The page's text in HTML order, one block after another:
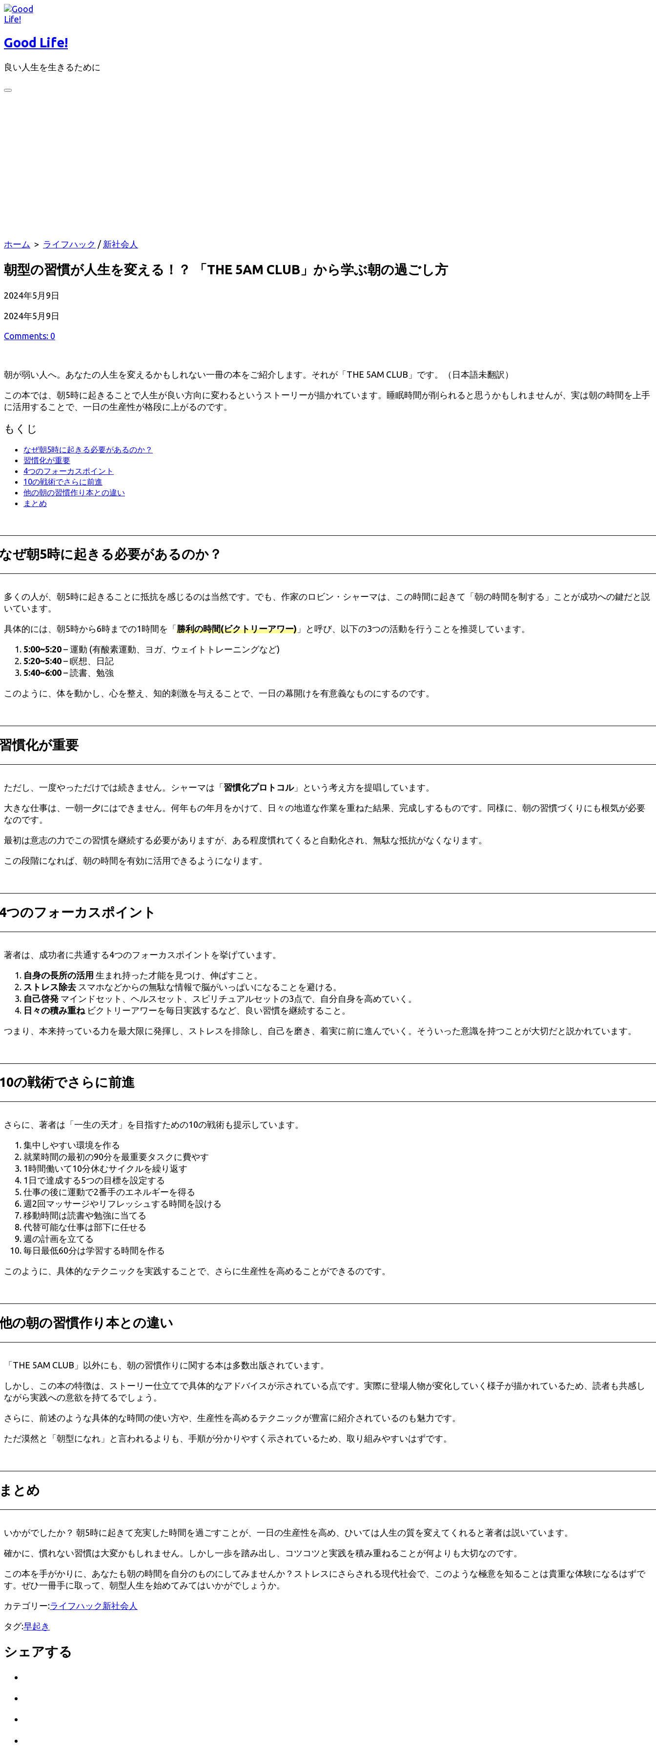
コ
ン
ン
へ
キ
Good Life!
良い人生を生きるために
検
ホーム > ライフハック / 新社会人
朝型の習慣が人生を変える！？ 「THE 5AM CLUB」から学ぶ朝の過ごし方
公
日
2024年5月9日
最
更
2024年5月9日
Comments: 0
朝が弱い人へ。あなたの人生を変えるかもしれない一冊の本をご紹介します。それが「THE 5AM CLUB」です。（日本語未翻訳）
この本では、朝5時に起きることで人生が良い方向に変わるというストーリーが描かれています。睡眠時間が削られると思うかもしれませんが、実は朝の時間を上手
に活用することで、一日の生産性が格段に上がるのです。
もくじ
なぜ朝5時に起きる必要があるのか？
習慣化が重要
4つのフォーカスポイント
10の戦術でさらに前進
他の朝の習慣作り本との違い
まとめ
ぜ朝5時に起きる必要があるのか？
多くの人が、朝5時に起きることに抵抗を感じるのは当然です。でも、作家のロビン・シャーマは、この時間に起きて「朝の時間を制する」ことが成功への鍵だと説
いています。
具体的には、朝5時から6時までの1時間を「 勝利の時間(ビクトリーアワー) 」と呼び、以下の3つの活動を行うことを推奨しています。
5:00~5:20 – 運動 (有酸素運動、ヨガ、ウェイトトレーニングなど)
5:20~5:40 – 瞑想、日記
5:40~6:00 – 読書、勉強
このように、体を動かし、心を整え、知的刺激を与えることで、一日の幕開けを有意義なものにするのです。
慣化が重要
ただし、一度やっただけでは続きません。シャーマは「 習慣化プロトコル」という考え方を提唱しています。
大きな仕事は、一朝一夕にはできません。何年もの年月をかけて、日々の地道な作業を重ねた結果、完成しするものです。同様に、朝の習慣づくりにも根気が必要
なのです。
最初は意志の力でこの習慣を継続する必要がありますが、ある程度慣れてくると自動化され、無駄な抵抗がなくなります。
この段階になれば、朝の時間を有効に活用できるようになります。
つのフォーカスポイント
著者は、成功者に共通する4つのフォーカスポイントを挙げています。
自身の長所の活用 生まれ持った才能を見つけ、伸ばすこと。
ストレス除去 スマホなどからの無駄な情報で脳がいっぱいになることを避ける。
自己啓発マインドセット、ヘルスセット、スピリチュアルセットの3点で、自分自身を高めていく。
日々の積み重ね ビクトリーアワーを毎日実践するなど、良い習慣を継続すること。
つまり、本来持っている力を最大限に発揮し、ストレスを排除し、自己を磨き、着実に前に進んでいく。そういった意識を持つことが大切だと説かれています。
の戦術でさらに前進
さらに、著者は「一生の天才」を目指すための10の戦術も提示しています。
集中しやすい環境を作る
就業時間の最初の90分を最重要タスクに費やす
1時間働いて10分休むサイクルを繰り返す
1日で達成する5つの目標を設定する
仕事の後に運動で2番手のエネルギーを得る
週2回マッサージやリフレッシュする時間を設ける
移動時間は読書や勉強に当てる
代替可能な仕事は部下に任せる
週の計画を立てる
毎日最低60分は学習する時間を作る
このように、具体的なテクニックを実践することで、さらに生産性を高めることができるのです。
の朝の習慣作り本との違い
「THE 5AM CLUB」以外にも、朝の習慣作りに関する本は多数出版されています。
しかし、この本の特徴は、ストーリー仕立てで具体的なアドバイスが示されている点です。実際に登場人物が変化していく様子が描かれているため、読者も共感し
ながら実践への意欲を持てるでしょう。
さらに、前述のような具体的な時間の使い方や、生産性を高めるテクニックが豊富に紹介されているのも魅力です。
ただ漠然と「朝型になれ」と言われるよりも、手順が分かりやすく示されているため、取り組みやすいはずです。
とめ
いかがでしたか？ 朝5時に起きて充実した時間を過ごすことが、一日の生産性を高め、ひいては人生の質を変えてくれると著者は説いています。
確かに、慣れない習慣は大変かもしれません。しかし一歩を踏み出し、コツコツと実践を積み重ねることが何よりも大切なのです。
この本を手がかりに、あなたも朝の時間を自分のものにしてみませんか？ストレスにさらされる現代社会で、このような極意を知ることは貴重な体験になるはずで
す。ぜひ一冊手に取って、朝型人生を始めてみてはいかがでしょうか。
カテゴリー:ライフハック 新社会人
タグ:早起き
シェアする